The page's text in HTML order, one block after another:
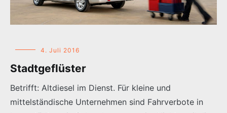
4. Juli 2016
Stadtgeflüster
Betrifft: Altdiesel im Dienst. Für kleine und
mittelständische Unternehmen sind Fahrverbote in